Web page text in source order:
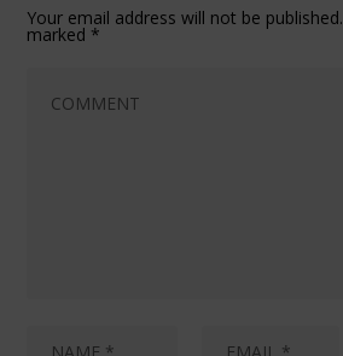
Your email address will not be published.
marked *